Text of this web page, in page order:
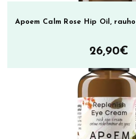
Apoem Calm Rose Hip Oil,
26,90€